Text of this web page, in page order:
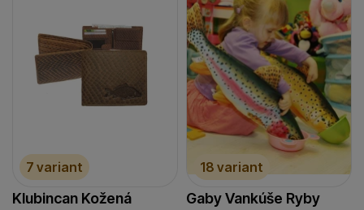
7 variant
Klubincan Kožená
18 variant
Gaby Vankúše Ryby